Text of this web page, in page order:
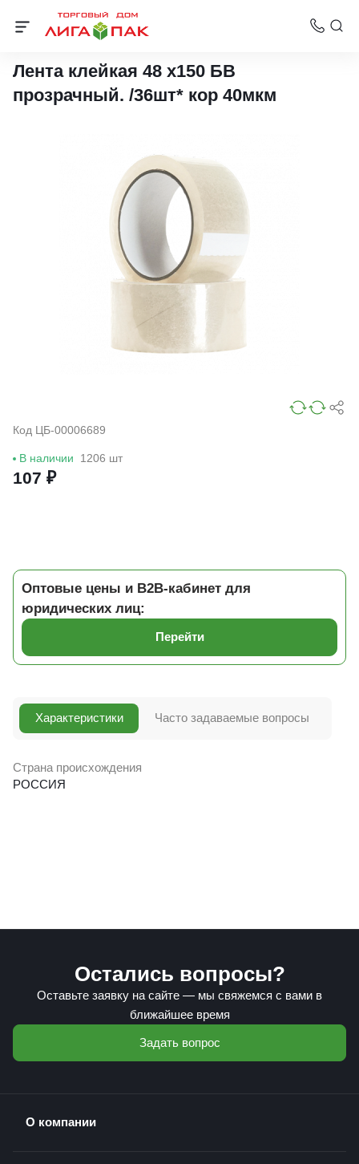
Клейкая лента Donini
Лента клейкая 48 х150 БВ
прозрачный. /36шт* кор 40мкм
Код ЦБ-00006689
В наличии 1206 шт
107 ₽
Оптовые цены и B2B-кабинет для
юридических лиц:
Перейти
Характеристики
Страна происхождения
РОССИЯ
Часто задаваемые вопросы
Остались вопросы?
Оставьте заявку на сайте — мы свяжемся с вами в
ближайшее время
Задать вопрос
О компании